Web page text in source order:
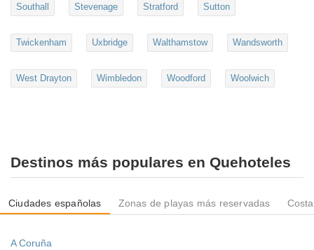
Southall Stevenage Stratford Sutton
Twickenham Uxbridge Walthamstow Wandsworth
West Drayton Wimbledon Woodford Woolwich
Destinos más populares en Quehoteles
Ciudades españolas Zonas de playas más reservadas
A Coruña